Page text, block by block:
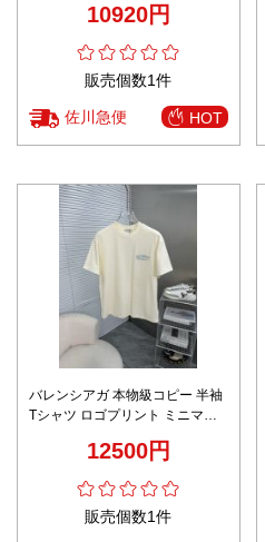
評価 快適な着心地
10920円
販売個数1件
佐川急便 HOT
バレンシアガ 本物級コピー 半袖
Tシャツ ロゴプリント ミニマル
12500円
販売個数1件